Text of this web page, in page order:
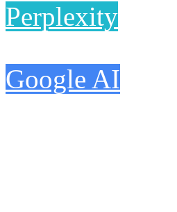
Perplexity
Google AI